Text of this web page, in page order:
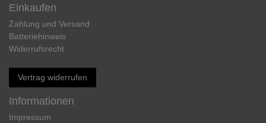
Einkaufen
Zahlung und Versand
Batteriehinweis
Widerrufs­recht
Vertrag widerrufen
Informationen
Impressum